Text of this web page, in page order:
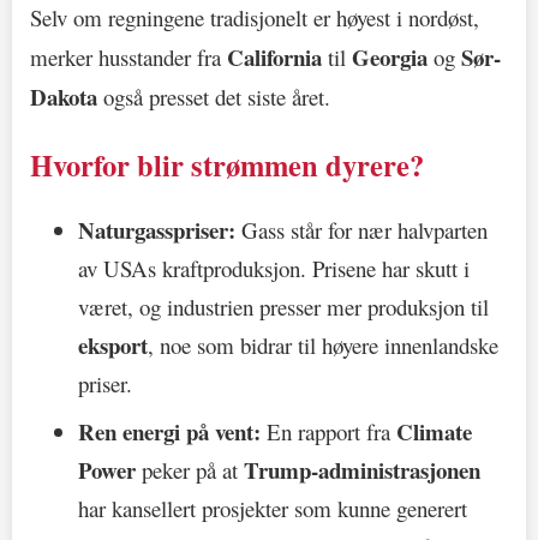
Selv om regningene tradisjonelt er høyest i nordøst,
merker husstander fra California til Georgia og Sør-
Dakota også presset det siste året.
Hvorfor blir strømmen dyrere?
Naturgasspriser: Gass står for nær halvparten
av USAs kraftproduksjon. Prisene har skutt i
været, og industrien presser mer produksjon til
eksport, noe som bidrar til høyere innenlandske
priser.
Ren energi på vent: En rapport fra Climate
Power peker på at Trump-administrasjonen
har kansellert prosjekter som kunne generert